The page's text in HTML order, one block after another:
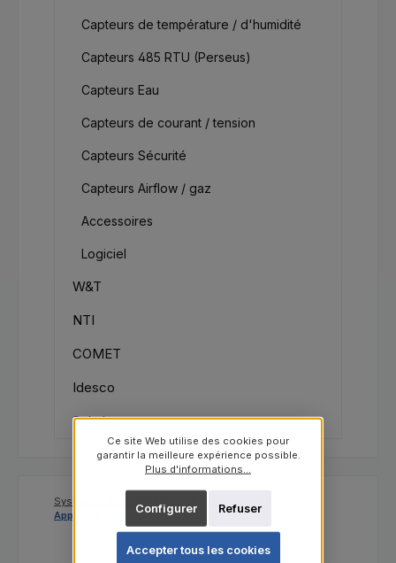
Capteurs de température / d'humidité
Capteurs 485 RTU (Perseus)
Capteurs Eau
Capteurs de courant / tension
Capteurs Sécurité
Capteurs Airflow / gaz
Accessoires
Logiciel
W&T
NTI
COMET
Idesco
Schabus
Systèmes de Surveillance
Appareils PWR
Ce site Web utilise des cookies pour
garantir la meilleure expérience possible.
Plus d'informations...
Refuser
Configurer
Accepter tous les cookies